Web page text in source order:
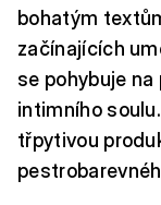
bohatým
začínajících
se pohybuje
intimního
třpytivou